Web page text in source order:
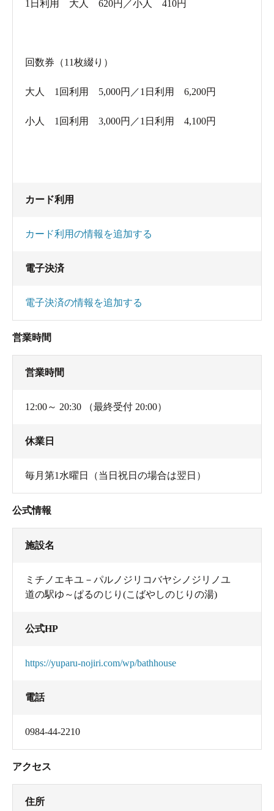
1日利用 大人 620円／小人 410円
回数券（11枚綴り）
大人 1回利用 5,000円／1日利用 6,200円
小人 1回利用 3,000円／1日利用 4,100円
カード利用
カード利用の情報を追加する
電子決済
電子決済の情報を追加する
営業時間
営業時間
12:00～ 20:30 （最終受付 20:00）
休業日
毎月第1水曜日（当日祝日の場合は翌日）
公式情報
施設名
ミチノエキユ－パルノジリコバヤシノジリノユ
道の駅ゆ～ぱるのじり(こばやしのじりの湯)
公式HP
https://yuparu-nojiri.com/wp/bathhouse
電話
0984-44-2210
アクセス
住所